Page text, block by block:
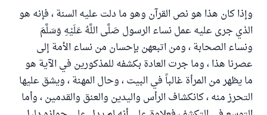
وإذا كان هذا هو نص القرآن وهو ما دلت عليه السنة ، فإنه هو
الذي جرى عليه عمل نساء الرسول صَلَّى اللَّهُ عَلَيْهِ وَسَلَّمَ
ونساء الصحابة ، ومن اتبعهن بإحسان من نساء الأمة إلى
عصرنا هذا ، وما جرت العادة بكشفه للمذكورين في الآية هو
ما يظهر من المرأة غالباً في البيت ، وحال المهنة ، ويشق عليها
التحرز منه ، كانكشاف الرأس واليدين والعنق والقدمين ، وأما